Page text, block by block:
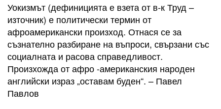
Уокизмът (дефиницията е взета от в-к Труд –
източник) е политически термин от
афроамерикански произход. Отнася се за
съзнателно разбиране на въпроси, свързани със
социалната и расова справедливост.
Произхожда от афро -американския народен
английски израз „оставам буден“. – Павел
Павлов